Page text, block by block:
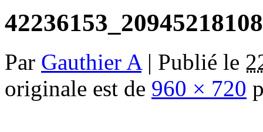
Par Gauthier A | Publié le
originale est de 960 × 720